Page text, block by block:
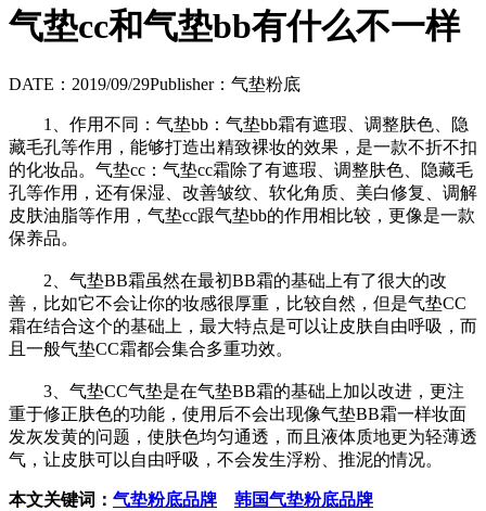
气垫cc和气垫bb有什么不一样
DATE：2019/09/29Publisher：气垫粉底
1、作用不同：气垫bb：气垫bb霜有遮瑕、调整肤色、隐
藏毛孔等作用，能够打造出精致裸妆的效果，是一款不折不扣
的化妆品。气垫cc：气垫cc霜除了有遮瑕、调整肤色、隐藏毛
孔等作用，还有保湿、改善皱纹、软化角质、美白修复、调解
皮肤油脂等作用，气垫cc跟气垫bb的作用相比较，更像是一款
保养品。
2、气垫BB霜虽然在最初BB霜的基础上有了很大的改
善，比如它不会让你的妆感很厚重，比较自然，但是气垫CC
霜在结合这个的基础上，最大特点是可以让皮肤自由呼吸，而
且一般气垫CC霜都会集合多重功效。
3、气垫CC气垫是在气垫BB霜的基础上加以改进，更注
重于修正肤色的功能，使用后不会出现像气垫BB霜一样妆面
发灰发黄的问题，使肤色均匀通透，而且液体质地更为轻薄透
气，让皮肤可以自由呼吸，不会发生浮粉、推泥的情况。
本文关键词： 气垫粉底品牌
韩国气垫粉底品牌